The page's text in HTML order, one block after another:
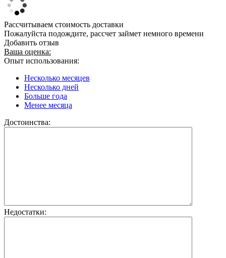
Рассчитываем стоимость доставки
Пожалуйста подождите, рассчет займет немного времени
Добавить отзыв
Ваша оценка:
Опыт использования:
Несколько месяцев
Несколько дней
Больше года
Менее месяца
Достоинства:
Недостатки: